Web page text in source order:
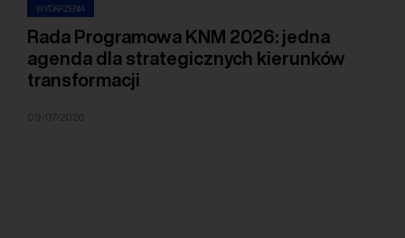
WYDARZENIA
Rada Programowa KNM 2026: jedna
agenda dla strategicznych kierunków
transformacji
09/07/2026